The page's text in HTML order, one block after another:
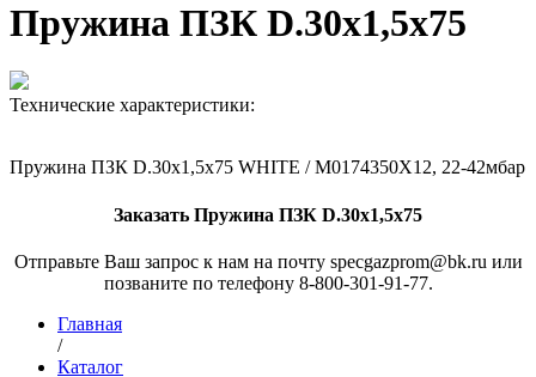
Пружина ПЗК D.30х1,5х75
Технические характеристики:
Пружина ПЗК D.30х1,5х75 WHITE / M0174350X12, 22-42мбар
Заказать Пружина ПЗК D.30х1,5х75
Отправьте Ваш запрос к нам на почту specgazprom@bk.ru или
позваните по телефону 8-800-301-91-77.
Главная
/
Каталог